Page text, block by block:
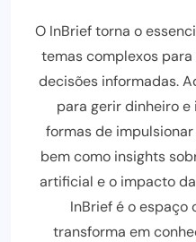
O InBrief torna o
temas complexos
decisões informadas.
para gerir dinheiro
formas de
bem como insights
artificial e o impacto
InBrief é o espaço
transforma em